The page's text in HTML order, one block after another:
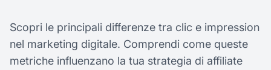
Scopri le principali differenze tra clic e impression
nel marketing digitale. Comprendi come queste
metriche influenzano la tua strategia di affiliate